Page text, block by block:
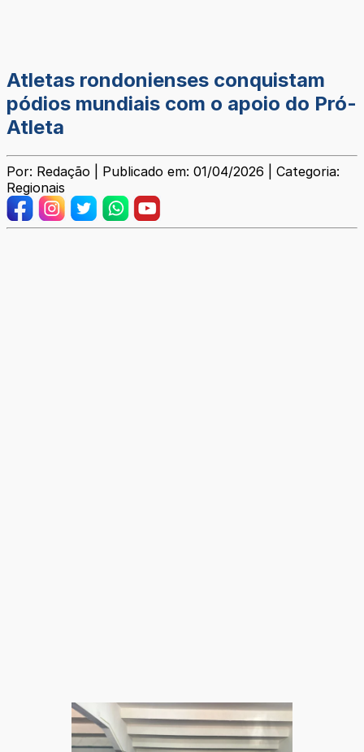
Atletas rondonienses conquistam
pódios mundiais com o apoio do Pró-
Atleta
Por: Redação | Publicado em: 01/04/2026 | Categoria:
Regionais